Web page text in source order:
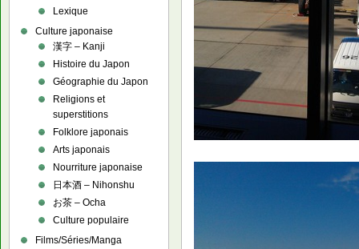
Lexique
Culture japonaise
漢字 – Kanji
Histoire du Japon
Géographie du Japon
Religions et
superstitions
Folklore japonais
Arts japonais
Nourriture japonaise
日本酒 – Nihonshu
お茶 – Ocha
Culture populaire
Films/Séries/Manga